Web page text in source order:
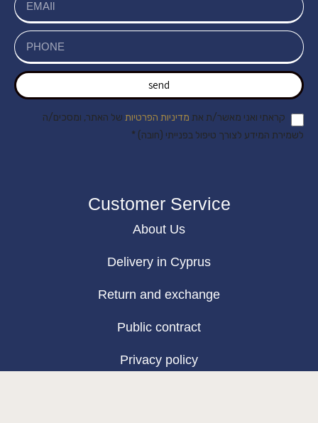
send
קראתי ואני מאשר/ת את מדיניות הפרטיות של האתר, ומסכים/ה
לשמירת המידע לצורך טיפול בפנייתי (חובה) *
Customer Service
About Us
Delivery in Cyprus
Return and exchange
Public contract
Privacy policy